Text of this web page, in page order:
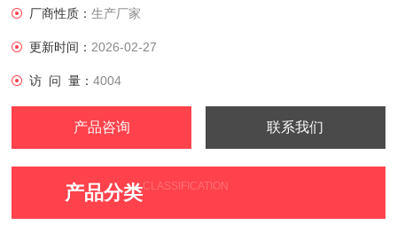
一个个
厂商性质：生产厂家
更新时间： 2026-02-27
访 问 量：4004
产品咨询 联系我们
产品分类CLASSIFICATION